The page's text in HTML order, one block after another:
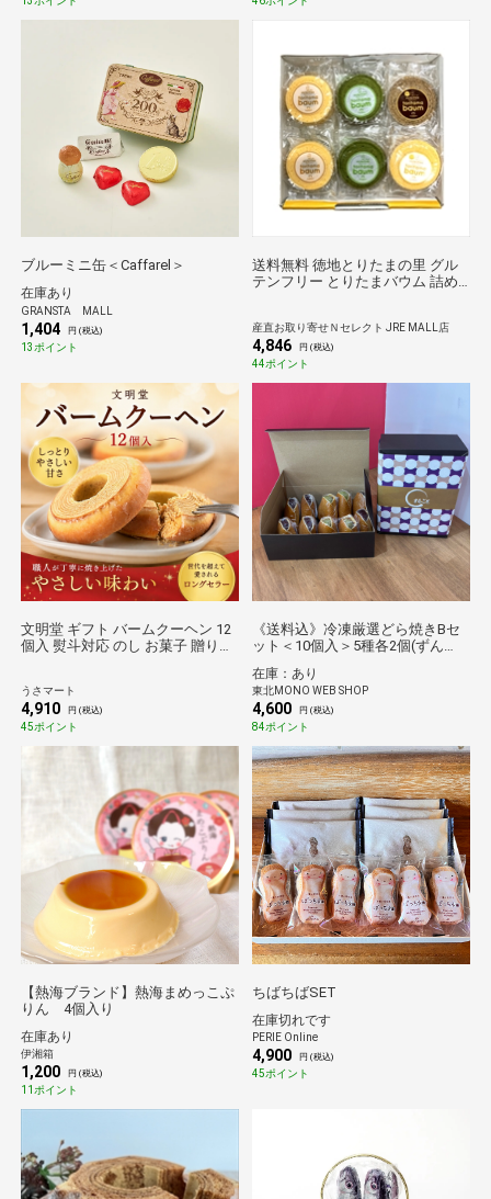
ブルーミニ缶＜Caffarel＞
在庫あり
GRANSTA MALL
1,404 円 (税込)
13ポイント
送料無料 徳地とりたまの里 グル
テンフリー とりたまバウム 詰め
フト
産直お取り寄せＮセレクト JRE MALL店
4,846 円 (税込)
44ポイント
文明堂 ギフト バームクーヘン 12
個入 熨斗対応 のし お菓子 贈り物
うさマート
4,910 円 (税込)
45ポイント
《送料込》冷凍厳選どら焼きBセ
ット＜10個入＞5種各2個(ずん
ま・ラムレーズンバター)（どら
焼き専門店まるごと）
在庫：あり
東北MONO WEB SHOP
4,600 円 (税込)
84ポイント
【熱海ブランド】熱海まめっこぷ
りん 4個入り
在庫あり
伊湘箱
1,200 円 (税込)
11ポイント
ちばちばSET
在庫切れです
PERIE Online
4,900 円 (税込)
45ポイント